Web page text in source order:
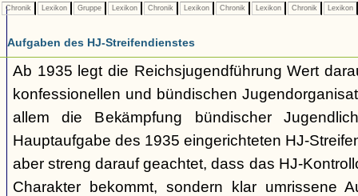
Chronik Lexikon Gruppe Lexikon Chronik Lexikon Chronik Lexikon Chronik Lexikon
Aufgaben des HJ-Streifendienstes
Ab 1935 legt die Reichsjugendführung Wert
konfessionellen und bündischen
allem die Bekämpfung bündischer
Hauptaufgabe des 1935 eingerichteten HJ-
aber streng darauf geachtet, dass das HJ-
Charakter bekommt, sondern klar umrissene